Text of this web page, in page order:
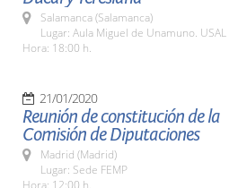
Salamanca (Salamanca)
Lugar: Aula Miguel de Unamuno. USAL
Hora: 18:00 h.
21/01/2020
Reunión de constitución de la
Comisión de Diputaciones
Madrid (Madrid)
Lugar: Sede FEMP
Hora: 12:00 h.